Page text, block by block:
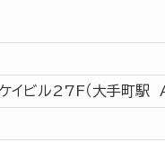
ビル27F（大手町駅